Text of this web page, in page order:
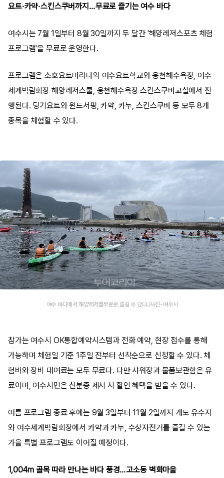
요트·카약·스킨스쿠버까지…무료로 즐기는 여수 바다
여수시는 7월 1일부터 8월 30일까지 두 달간 '해양레저스포츠 체험
프로그램'을 무료로 운영한다.
프로그램은 소호요트마리나의 여수요트학교와 웅천해수욕장, 여수
세계박람회장 해양레저스쿨, 웅천해수욕장 스킨스쿠버교실에서 진
행된다. 딩기요트와 윈드서핑, 카약, 카누, 스킨스쿠버 등 모두 8개
종목을 체험할 수 있다.
여수 바다에서 해양레저를무료로 즐길 수 있다./사진-여수시
참가는 여수시 OK통합예약시스템과 전화 예약, 현장 접수를 통해
가능하며 체험일 기준 1주일 전부터 선착순으로 신청할 수 있다. 체
험비와 장비 대여료는 모두 무료다. 다만 샤워장과 물품보관함은 유
료이며, 여수시민은 신분증 제시 시 할인 혜택을 받을 수 있다.
여름 프로그램 종료 후에는 9월 3일부터 11월 2일까지 개도 유수지
와 여수세계박람회장에서 카약과 카누, 수상자전거를 즐길 수 있는
가을 특별 프로그램도 이어질 예정이다.
1,004m 골목 따라 만나는 바다 풍경…고소동 벽화마을